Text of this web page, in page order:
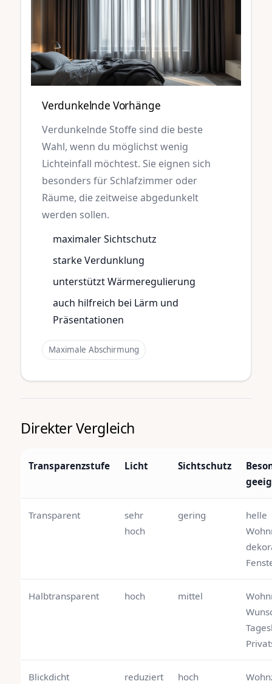
Verdunkelnde Vorhänge
Verdunkelnde Stoffe sind die beste
Wahl, wenn du möglichst wenig
Lichteinfall möchtest. Sie eignen sich
besonders für Schlafzimmer oder
Räume, die zeitweise abgedunkelt
werden sollen.
maximaler Sichtschutz
starke Verdunklung
unterstützt Wärmeregulierung
auch hilfreich bei Lärm und
Präsentationen
Maximale Abschirmung
Direkter Vergleich
Transparenzstufe Licht Sichtschutz
Transparent
sehr
hoch
gering
helle
Halbtransparent hoch mittel
Blickdicht reduziert hoch